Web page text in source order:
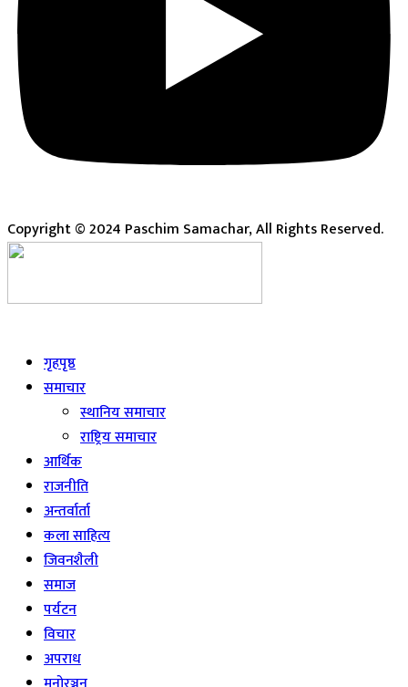
Copyright © 2024 Paschim Samachar, All Rights Reserved.
गृहपृष्ठ
समाचार
स्थानिय समाचार
राष्ट्रिय समाचार
आर्थिक
राजनीति
अन्तर्वार्ता
कला साहित्य
जिवनशैली
समाज
पर्यटन
विचार
अपराध